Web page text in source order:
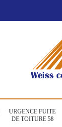
URGENCE FUITE
DE TOITURE 58